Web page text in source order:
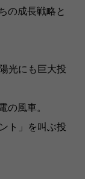
の成長戦略と
光にも巨大投
の風車。
ト」を叫ぶ投